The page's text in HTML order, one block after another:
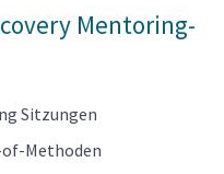
Mentoring-
Sitzungen
of-Methoden